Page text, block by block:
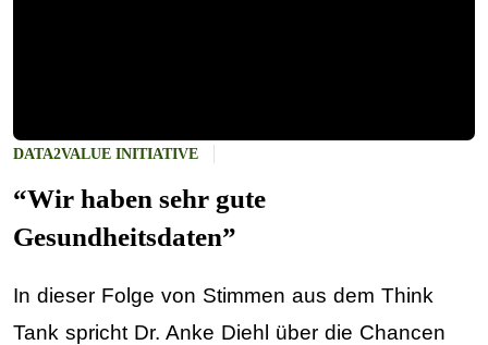
DATA2VALUE INITIATIVE
“Wir haben sehr gute
Gesundheitsdaten”
In dieser Folge von Stimmen aus dem Think
Tank spricht Dr. Anke Diehl über die Chancen